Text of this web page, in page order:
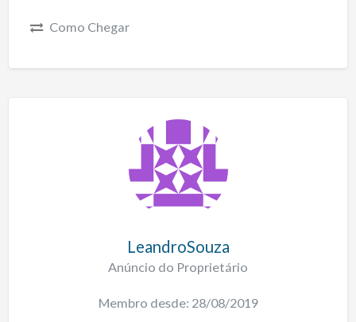
Como Chegar
LeandroSouza
Anúncio do Proprietário
Membro desde: 28/08/2019